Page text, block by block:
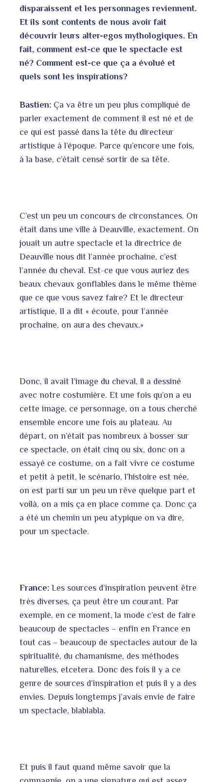
disparaissent et les personnages reviennent.
Et ils sont contents de nous avoir fait
découvrir leurs alter-egos mythologiques. En
fait, comment est-ce que le spectacle est
né? Comment est-ce que ça a évolué et
quels sont les inspirations?
Bastien: Ça va être un peu plus compliqué de
parler exactement de comment il est né et de
ce qui est passé dans la tête du directeur
artistique à l’époque. Parce qu’encore une fois,
à la base, c’était censé sortir de sa tête.
C’est un peu un concours de circonstances. On
était dans une ville à Deauville, exactement. On
jouait un autre spectacle et la directrice de
Deauville nous dit l’année prochaine, c’est
l’année du cheval. Est-ce que vous auriez des
beaux chevaux gonflables dans le même thème
que ce que vous savez faire? Et le directeur
artistique, Il a dit « écoute, pour l’année
prochaine, on aura des chevaux.»
Donc, il avait l’image du cheval, il a dessiné
avec notre costumière. Et une fois qu’on a eu
cette image, ce personnage, on a tous cherché
ensemble encore une fois au plateau. Au
départ, on n’était pas nombreux à bosser sur
ce spectacle, on était cinq ou six, donc on a
essayé ce costume, on a fait vivre ce costume
et petit à petit, le scénario, l’histoire est née,
on est parti sur un peu un rêve quelque part et
voilà, on a mis ça en place comme ça. Donc ça
a été un chemin un peu atypique on va dire,
pour un spectacle.
France: Les sources d’inspiration peuvent être
très diverses, ça peut être un courant. Par
exemple, en ce moment, la mode c’est de faire
beaucoup de spectacles – enfin en France en
tout cas – beaucoup de spectacles autour de la
spiritualité, du chamanisme, des méthodes
naturelles, etcetera. Donc des fois il y a ce
genre de sources d’inspiration et puis il y a des
envies. Depuis longtemps j’avais envie de faire
un spectacle, blablabla.
Et puis il faut quand même savoir que la